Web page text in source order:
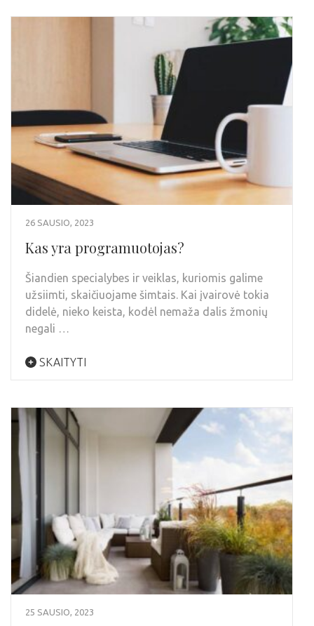
26 SAUSIO, 2023
Kas yra programuotojas?
Šiandien specialybes ir veiklas, kuriomis galime
užsiimti, skaičiuojame šimtais. Kai įvairovė tokia
didelė, nieko keista, kodėl nemaža dalis žmonių
negali …
SKAITYTI
25 SAUSIO, 2023